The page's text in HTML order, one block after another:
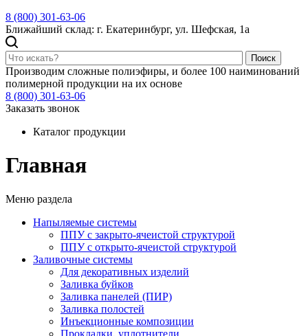
8 (800) 301-63-06
Ближайший склад: г. Екатеринбург, ул. Шефская, 1а
Поиск
Производим сложные полиэфиры, и более 100 наиминований
полимерной продукции на их основе
8 (800) 301-63-06
Заказать звонок
Каталог продукции
Главная
Меню раздела
Напыляемые системы
ППУ с закрыто-ячеистой структурой
ППУ с открыто-ячеистой структурой
Заливочные системы
Для декоративных изделий
Заливка буйков
Заливка панелей (ПИР)
Заливка полостей
Инъекционные композиции
Прокладки, уплотнители